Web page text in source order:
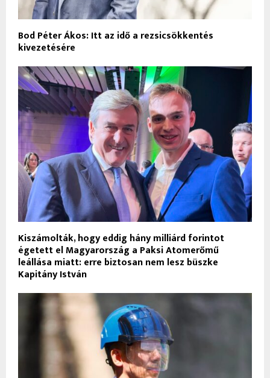
Bod Péter Ákos: Itt az idő a rezsicsökkentés
kivezetésére
Kiszámolták, hogy eddig hány milliárd forintot
égetett el Magyarország a Paksi Atomerőmű
leállása miatt: erre biztosan nem lesz büszke
Kapitány István